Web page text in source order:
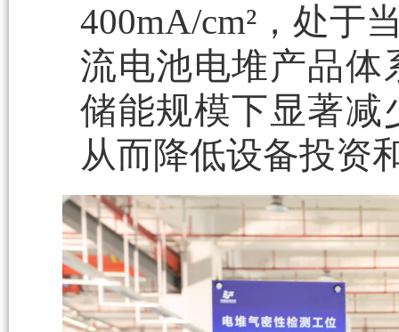
400mA/cm²，处于
流电池电堆产品体
储能规模下显著减
从而降低设备投资